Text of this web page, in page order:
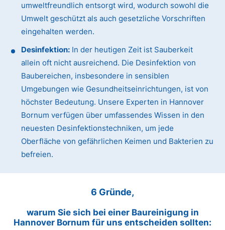
umweltfreundlich entsorgt wird, wodurch sowohl die
Umwelt geschützt als auch gesetzliche Vorschriften
eingehalten werden.
Desinfektion: In der heutigen Zeit ist Sauberkeit
allein oft nicht ausreichend. Die Desinfektion von
Baubereichen, insbesondere in sensiblen
Umgebungen wie Gesundheitseinrichtungen, ist von
höchster Bedeutung. Unsere Experten in Hannover
Bornum verfügen über umfassendes Wissen in den
neuesten Desinfektionstechniken, um jede
Oberfläche von gefährlichen Keimen und Bakterien zu
befreien.
6 Gründe,
warum Sie sich bei einer Baureinigung in
Hannover Bornum für uns entscheiden sollten: